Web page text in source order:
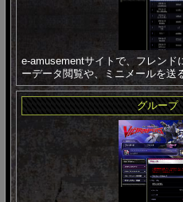
e-amusementサイトで、フレン
ーデータ閲覧や、ミニメールを送
グループ